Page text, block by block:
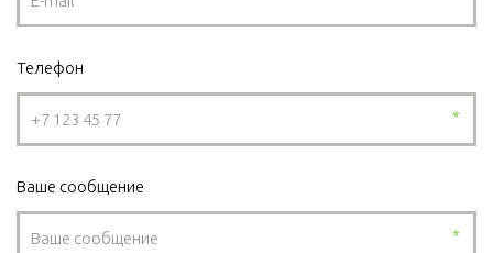
Телефон
*
Ваше сообщение
*